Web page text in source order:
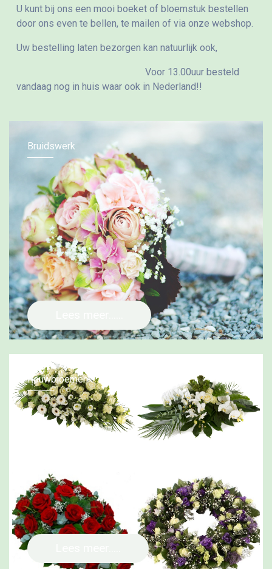
U kunt bij ons een mooi boeket of bloemstuk bestellen
door ons even te bellen, te mailen of via onze webshop.
Uw bestelling laten bezorgen kan natuurlijk ook,
Voor 13.00uur besteld
vandaag nog in huis waar ook in Nederland!!
Bruidswerk
Rouwbloemen